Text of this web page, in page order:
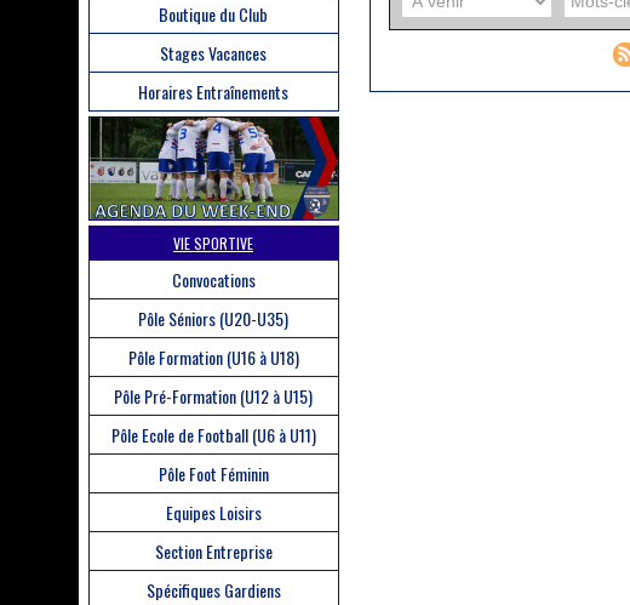
Boutique du Club
Stages Vacances
Horaires Entraînements
VIE SPORTIVE
Convocations
Pôle Séniors (U20-U35)
Pôle Formation (U16 à U18)
Pôle Pré-Formation (U12 à U15)
Pôle Ecole de Football (U6 à U11)
Pôle Foot Féminin
Equipes Loisirs
Section Entreprise
Spécifiques Gardiens